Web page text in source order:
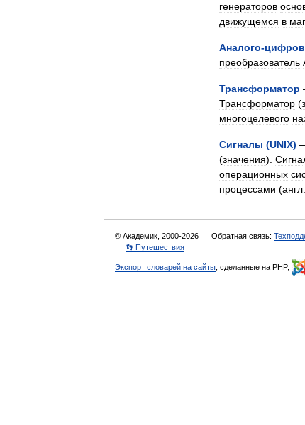
генераторов
движущемся в
Аналого-
преобразователь
Трансформатор
Трансформатор (
многоцелевого
Сигналы (UNIX)
(значения).
операционных
процессами (англ
© Академик, 2000-2026 Обратная связь:
👣 Путешествия
Экспорт словарей на сайты , сделанные на PHP,